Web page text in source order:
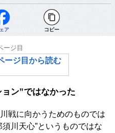
ア コピー
ージ目
ージ目から読む
ン”ではなかった
戦に向かうためのものでは
川天心”というものではな